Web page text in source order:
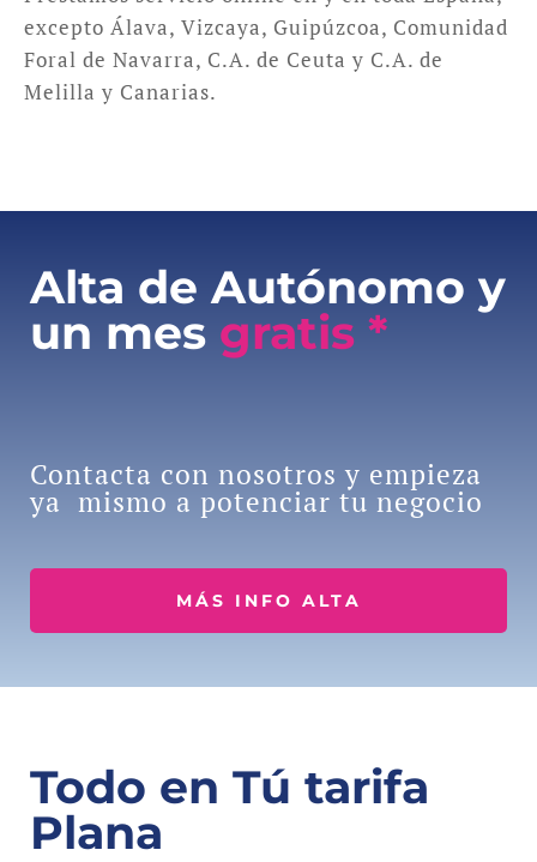
excepto Álava, Vizcaya, Guipúzcoa, Comunidad
Foral de Navarra, C.A. de Ceuta y C.A. de
Melilla y Canarias.
Alta de Autónomo y
un mes gratis *
Contacta con nosotros y empieza
ya mismo a potenciar tu negocio
MÁS INFO ALTA
Todo en Tú tarifa
Plana